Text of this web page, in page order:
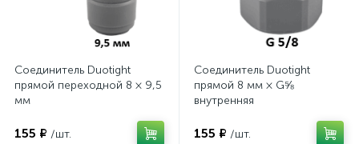
Соединитель Duotight
прямой переходной 8 × 9,5
мм
155 ₽ /шт.
Соединитель Duotight
прямой 8 мм × G⅝
внутренняя
155 ₽ /шт.